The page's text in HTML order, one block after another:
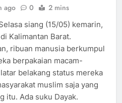
ago 0 2 mins
siang (15/05) kemarin,
Kalimantan Barat.
ribuan manusia berkumpul
berpakaian macam-
belakang status mereka
muslim saja yang
itu. Ada suku Dayak.